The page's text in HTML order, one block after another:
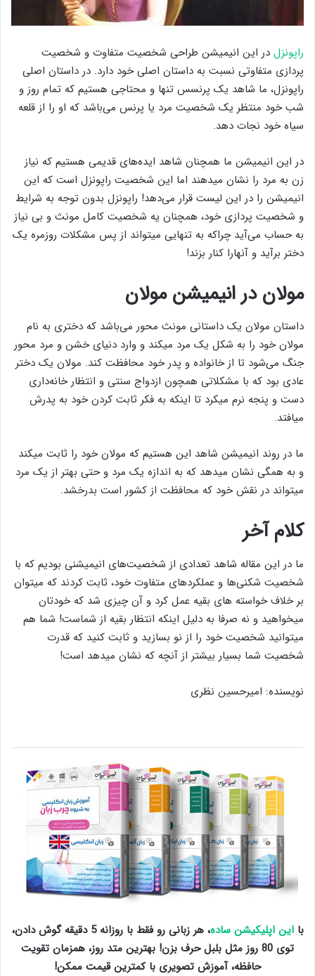
راپونزل در این انیمیشن طراحی شخصیت متفاوت و شخصیت
پردازی متفاوتی نسبت به داستان اصلی خود دارد. در داستان اصلی
راپونزل، ما شاهد یک پرنسس تنها و محتاجی هستیم که تمام روز و
شب خود منتظر یک شخصیت مرد یا پرنس می‌باشد که او را از قلعه
سیاه خود نجات دهد.
در این انیمیشن ما همچنان شاهد ایده‌های قدیمی هستیم که نیاز
زن به مرد را نشان میدهند اما این شخصیت راپونزل است که این
انیمیشن را در این لیست قرار می‌دهد! راپونزل بدون توجه به شرایط
و شخصیت پردازی خود، همچنان یه شخصیت کامل مونث و بی نیاز
به حساب می‌آید چراکه به تنهایی میتواند از پس مشکلات روزمره یک
دختر برآید و آنهارا کنار بزند!
مولان در انیمیشن مولان
داستان مولان یک داستانی مونث محور می‌باشد که دختری به نام
مولان خود را به شکل یک مرد میکند و وارد دنیای خشن و مرد محور
جنگ می‌شود تا از خانواده و پدر خود محافظت کند. مولان یک دختر
عادی بود که با مشکلاتی همچون ازدواج سنتی و انتظار خانه‌داری
دست و پنجه نرم میکرد تا اینکه به فکر ثابت کردن خود به پدرش
میافتد.
ما در روند انیمیشن شاهد این هستیم که مولان خود را ثابت میکند
و به همگی نشان میدهد که به اندازه یک مرد و حتی بهتر از یک مرد
میتواند در نقش خود که محافظت از کشور است بدرخشد.
کلام آخر
ما در این مقاله شاهد تعدادی از شخصیت‌های انیمیشنی بودیم که با
شخصیت شکنی‌ها و عملکردهای متفاوت خود، ثابت کردند که میتوان
بر خلاف خواسته های بقیه عمل کرد و آن چیزی شد که خودتان
میخواهید و نه صرفا به دلیل اینکه انتظار بقیه از شماست! شما هم
میتوانید شخصیت خود را از نو بسازید و ثابت کنید که قدرت
شخصیت شما بسیار بیشتر از آنچه که نشان میدهد است!
نویسنده: امیرحسین نظری
بااین اپلیکیشن ساده
، هر زبانی رو فقط با روزانه 5 دقیقه گوش دادن،
توی 80 روز مثل بلبل حرف بزن! بهترین متد روز، همزمان تقویت
حافظه، آموزش تصویری با کمترین قیمت ممکن!